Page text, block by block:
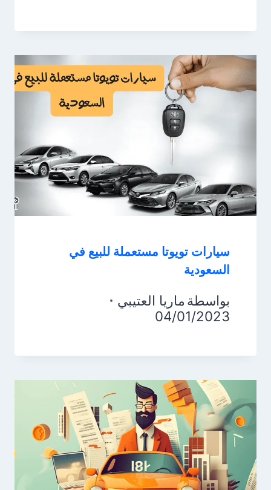
سيارات تويوتا مستعملة للبيع في
السعودية
بواسطة ماريا العتيبي
04/01/2023